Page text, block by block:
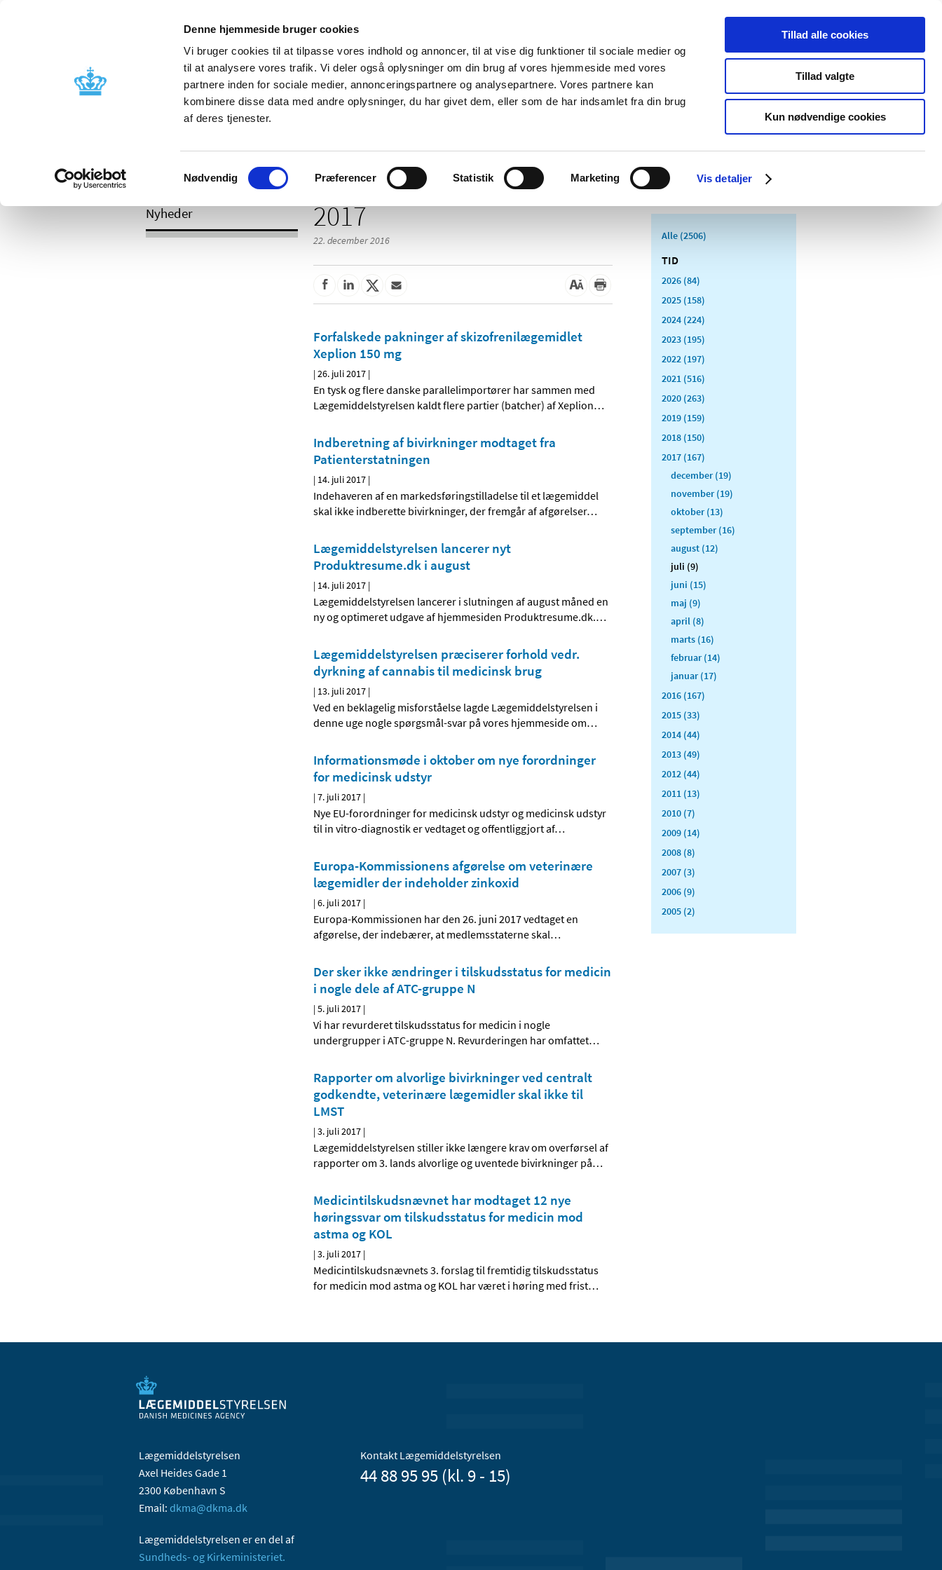
Denne hjemmeside bruger cookies
Vi bruger cookies til at tilpasse vores indhold og annoncer, til at vise dig funktioner til sociale medier og
til at analysere vores trafik. Vi deler også oplysninger om din brug af vores hjemmeside med vores
partnere inden for sociale medier, annonceringspartnere og analysepartnere. Vores partnere kan
kombinere disse data med andre oplysninger, du har givet dem, eller som de har indsamlet fra din brug
af deres tjenester.
Samtykkevalg
Nødvendig Præferencer Statistik Marketing Vis detaljer
Tillad alle cookies
Tillad valgte
Kun nødvendige cookies
Nyheder Om os Kontakt Udgivelser
Godkendelse og
Bivirkninger og
produktinformation
Tilskud og
Apoteker og salg af
Medicinsk
Særlige
produktområder
/ 2017
Nyheder 2017
22. december 2016
Forfalskede pakninger af skizofrenilægemidlet
Xeplion 150 mg
|26. juli 2017 |
En tysk og flere danske parallelimportører har sammen med
Lægemiddelstyrelsen kaldt flere partier (batcher) af Xeplion…
Indberetning af bivirkninger modtaget fra
Patienterstatningen
| 14. juli 2017 |
Indehaveren af en markedsføringstilladelse til et lægemiddel
skal ikke indberette bivirkninger, der fremgår af afgørelser…
Lægemiddelstyrelsen lancerer nyt
Produktresume.dk i august
| 14. juli 2017 |
Lægemiddelstyrelsen lancerer i slutningen af august måned en
ny og optimeret udgave af hjemmesiden Produktresume.dk.…
Lægemiddelstyrelsen præciserer forhold vedr.
dyrkning af cannabis til medicinsk brug
| 13. juli 2017 |
Ved en beklagelig misforståelse lagde Lægemiddelstyrelsen i
denne uge nogle spørgsmål-svar på vores hjemmeside om…
Informationsmøde i oktober om nye forordninger
for medicinsk udstyr
|7. juli 2017 |
Nye EU-forordninger for medicinsk udstyr og medicinsk udstyr
til in vitro-diagnostik er vedtaget og offentliggjort af…
Europa-Kommissionens afgørelse om veterinære
lægemidler der indeholder zinkoxid
|6. juli 2017 |
Europa-Kommissionen har den 26. juni 2017 vedtaget en
afgørelse, der indebærer, at medlemsstaterne skal…
Der sker ikke ændringer i tilskudsstatus for medicin
i nogle dele af ATC-gruppe N
|5. juli 2017 |
Vi har revurderet tilskudsstatus for medicin i nogle
undergrupper i ATC-gruppe N. Revurderingen har omfattet…
Rapporter om alvorlige bivirkninger ved centralt
godkendte, veterinære lægemidler skal ikke til
LMST
|3. juli 2017 |
Lægemiddelstyrelsen stiller ikke længere krav om overførsel af
rapporter om 3. lands alvorlige og uventede bivirkninger på…
Medicintilskudsnævnet har modtaget 12 nye
høringssvar om tilskudsstatus for medicin mod
astma og KOL
|3. juli 2017 |
Medicintilskudsnævnets 3. forslag til fremtidig tilskudsstatus
for medicin mod astma og KOL har været i høring med frist…
Alle (2506)
TID
2026 (84)
2025 (158)
2024 (224)
2023 (195)
2022 (197)
2021 (516)
2020 (263)
2019 (159)
2018 (150)
2017 (167)
december (19)
november (19)
oktober (13)
september (16)
august (12)
juli (9)
juni (15)
maj (9)
april (8)
marts (16)
februar (14)
januar (17)
2016 (167)
2015 (33)
2014 (44)
2013 (49)
2012 (44)
2011 (13)
2010 (7)
2009 (14)
2008 (8)
2007 (3)
2006 (9)
2005 (2)
Lægemiddelstyrelsen
Axel Heides Gade 1
2300 København S
Email: dkma@dkma.dk
Lægemiddelstyrelsen er en del af
Sundheds- og Kirkeministeriet.
Kontakt Lægemiddelstyrelsen
44 88 95 95 (kl. 9 - 15)